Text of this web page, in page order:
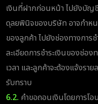
เงินที่ฝากก่อนหน้า ไปยังบัญ
ดุลยพินิจของบริษัท อาจกำห
ของลูกค้า ไปยังช่องทางการ
ละเอียดการชำระเงินของช่อ
เวลา และลูกค้าจะต้องแจ้งรา
รับทราบ
6.2. คำขอถอนเงินโดยการโ